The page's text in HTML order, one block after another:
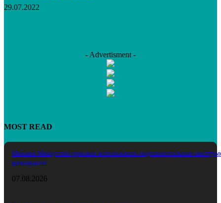
29.07.2022
- Advertisment -
MOST READ
Михаил Мишустин призвал использовать наднациональные
кооперации
07.08.2026